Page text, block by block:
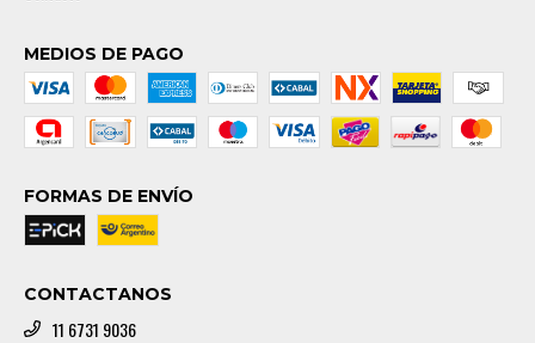
MEDIOS DE PAGO
FORMAS DE ENVÍO
CONTACTANOS
11 6731 9036